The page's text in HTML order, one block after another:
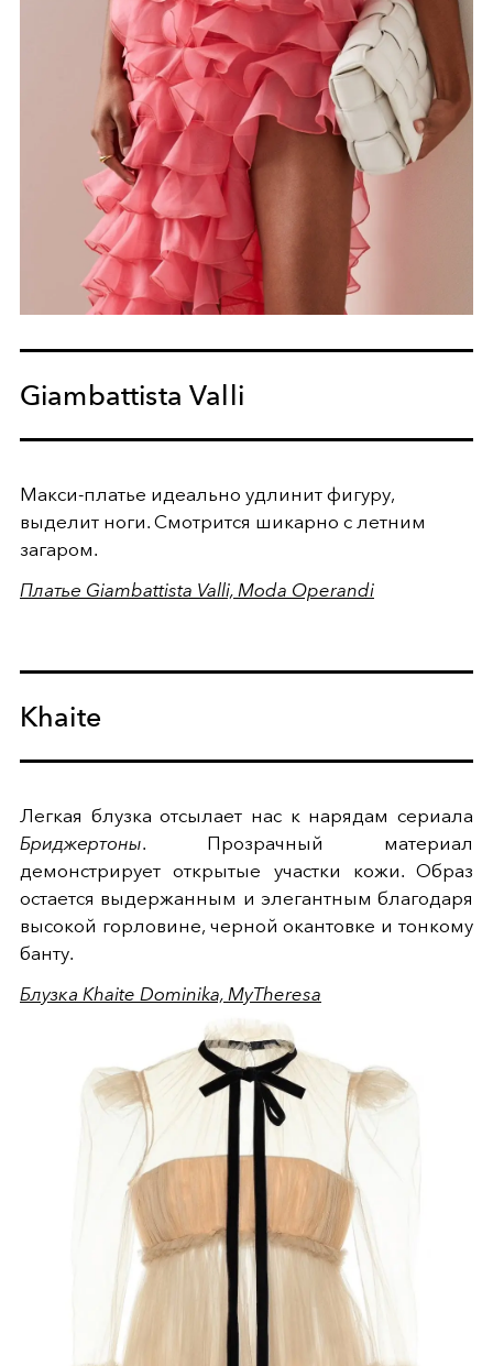
Giambattista Valli
Макси-платье идеально удлинит фигуру,
выделит ноги. Смотрится шикарно с летним
загаром.
Платье Giambattista Valli, Moda Operandi
Khaite
Легкая блузка отсылает нас к нарядам сериала
Бриджертоны. Прозрачный материал
демонстрирует открытые участки кожи. Образ
остается выдержанным и элегантным благодаря
высокой горловине, черной окантовке и тонкому
банту.
Блузка Khaite Dominika, MyTheresa